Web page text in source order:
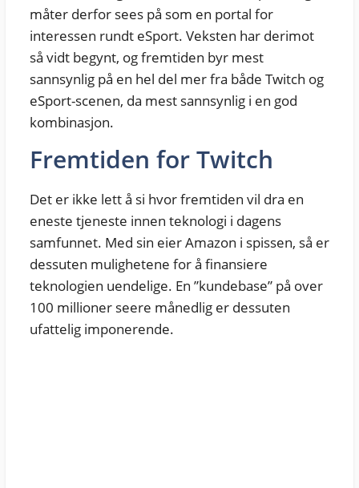
måter derfor sees på som en portal for
interessen rundt eSport. Veksten har derimot
så vidt begynt, og fremtiden byr mest
sannsynlig på en hel del mer fra både Twitch og
eSport-scenen, da mest sannsynlig i en god
kombinasjon.
Fremtiden for Twitch
Det er ikke lett å si hvor fremtiden vil dra en
eneste tjeneste innen teknologi i dagens
samfunnet. Med sin eier Amazon i spissen, så er
dessuten mulighetene for å finansiere
teknologien uendelige. En ”kundebase” på over
100 millioner seere månedlig er dessuten
ufattelig imponerende.